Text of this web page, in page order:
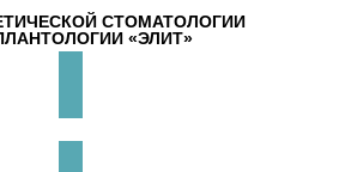
СТОМАТОЛОГИИ
«ЭЛИТ»